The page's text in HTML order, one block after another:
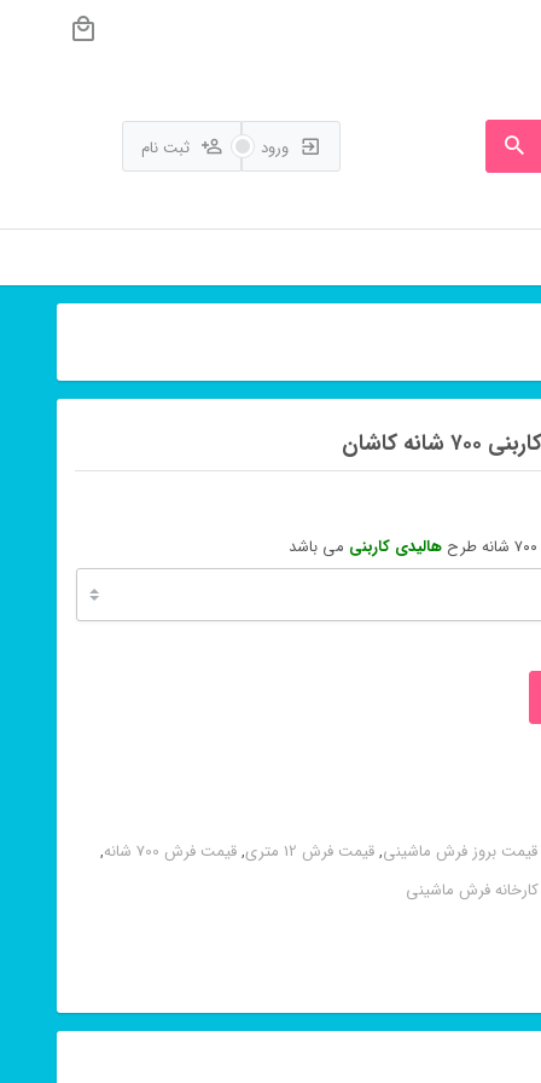
ورود ثبت نام
کاشان
هالیدی کاربنی می باشد
قیمت بروز فرش ماشینی,قیمت فرش 12 متری ,قیمت فرش 700 شانه
,
کارخانه فرش ماشینی